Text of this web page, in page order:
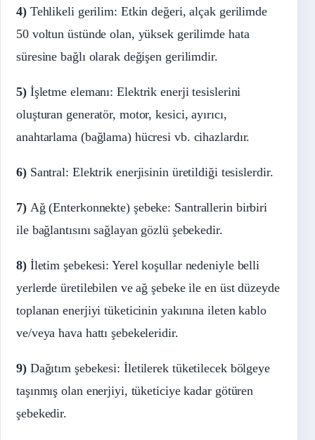
4)Tehlikeli gerilim: Etkin değeri, alçak gerilimde
50 voltun üstünde olan, yüksek gerilimde hata
süresine bağlı olarak değişen gerilimdir.
5)İşletme elemanı: Elektrik enerji tesislerini
oluşturan generatör, motor, kesici, ayırıcı,
anahtarlama (bağlama) hücresi vb. cihazlardır.
6)Santral: Elektrik enerjisinin üretildiği tesislerdir.
7)Ağ (Enterkonnekte) şebeke: Santrallerin birbiri
ile bağlantısını sağlayan gözlü şebekedir.
8)İletim şebekesi: Yerel koşullar nedeniyle belli
yerlerde üretilebilen ve ağ şebeke ile en üst düzeyde
toplanan enerjiyi tüketicinin yakınına ileten kablo
ve/veya hava hattı şebekeleridir.
9)Dağıtım şebekesi: İletilerek tüketilecek bölgeye
taşınmış olan enerjiyi, tüketiciye kadar götüren
şebekedir.